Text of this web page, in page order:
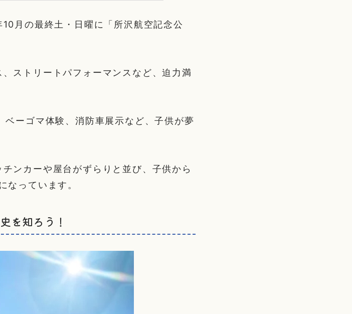
月の最終土・日曜に「所沢航空記念公
ストリートパフォーマンスなど、迫力満
ーゴマ体験、消防車展示など、子供が夢
ンカーや屋台がずらりと並び、子供から
なっています。
を知ろう！